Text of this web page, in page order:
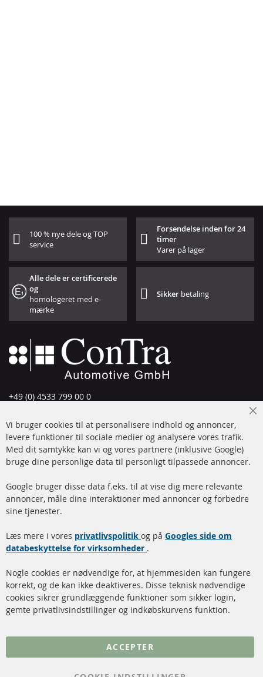
100 % nye dele og TOP
service
Forsendelse inden for 24
timer
Varer på lager
Alle dele er certificerede
og
homologeret med e-
mærke
Sikker betaling
+49 (0) 4533 799 00 0
info@contra-automotive.de
www.contra-automotive.de
Facebook
Instagram
Hurtige links
Dieselpartikelfilter (DPF)
rengøring
Katalysator (KAT)
Sensorer
FAQ
Kundeservice
Betalingsmetoder
Kontakt
Vi bruger cookies til at personalisere indhold og annoncer,
levere funktioner til sociale medier og analysere vores trafik.
Med dit samtykke kan vi og vores partnere (inklusive Google)
bruge dine personlige data til personligt tilpassede annoncer.
Google bruger disse data f.eks. til at vise dig mere relevante
annoncer, måle dine interaktioner med annoncer og forbedre
sine tjenester.
Læs mere i vores privatlivspolitik og på Googles side om
databeskyttelse for virksomheder .
Nogle cookies er nødvendige for, at hjemmesiden kan fungere
korrekt, og de kan ikke deaktiveres. Disse teknisk nødvendige
cookies sikrer grundlæggende funktioner som sikker login,
gemte privatlivsindstillinger og indkøbskurvens funktion.
ACCEPTER